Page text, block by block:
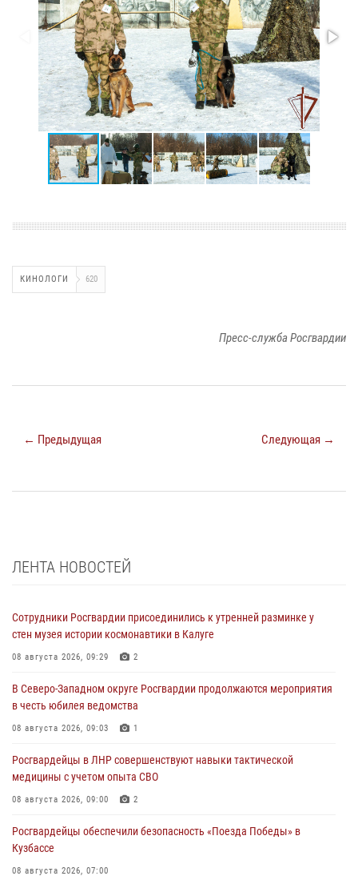
КИНОЛОГИ 620
Пресс-служба Росгвардии
← Предыдущая Следующая →
ЛЕНТА НОВОСТЕЙ
Сотрудники Росгвардии присоединились к утренней разминке у
стен музея истории космонавтики в Калуге
08 августа 2026, 09:29 2
В Северо-Западном округе Росгвардии продолжаются мероприятия
в честь юбилея ведомства
08 августа 2026, 09:03 1
Росгвардейцы в ЛНР совершенствуют навыки тактической
медицины с учетом опыта СВО
08 августа 2026, 09:00 2
Росгвардейцы обеспечили безопасность «Поезда Победы» в
Кузбассе
08 августа 2026, 07:00